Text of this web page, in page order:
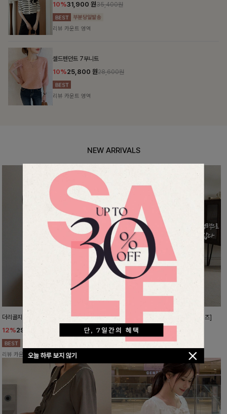
오늘 하루 보지 않기
NEW ARRIVALS
더리골지 카라니트
12%29,900
리뷰 카운트 영역
강력한편안함 와이드슬랙스[FREE,L사이즈]
10% 37,800
리뷰 카운트 영역